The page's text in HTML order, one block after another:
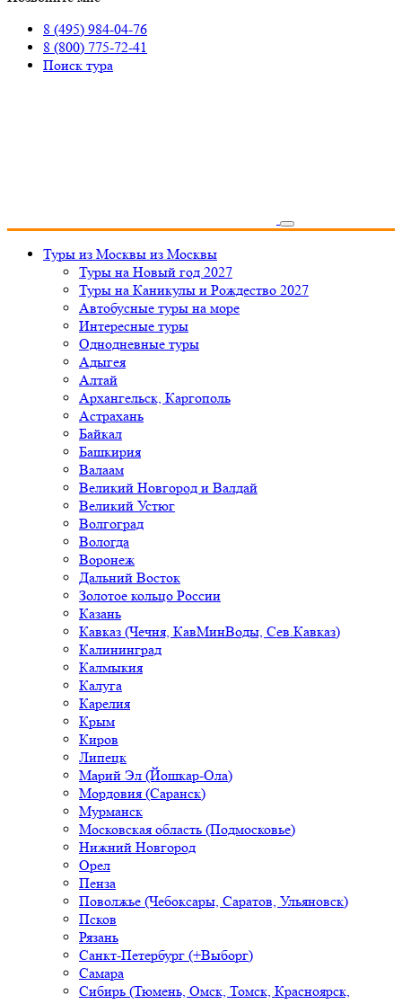
8 (495) 984-04-76
8 (800) 775-72-41
Поиск тура
Туры из Москвы из Москвы
Туры на Новый год 2027
Туры на Каникулы и Рождество 2027
Автобусные туры на море
Интересные туры
Однодневные туры
Адыгея
Алтай
Архангельск, Каргополь
Астрахань
Байкал
Башкирия
Валаам
Великий Новгород и Валдай
Великий Устюг
Волгоград
Вологда
Воронеж
Дальний Восток
Золотое кольцо России
Казань
Кавказ (Чечня, КавМинВоды, Сев.Кавказ)
Калининград
Калмыкия
Калуга
Карелия
Крым
Киров
Липецк
Марий Эл (Йошкар-Ола)
Мордовия (Саранск)
Мурманск
Московская область (Подмосковье)
Нижний Новгород
Орел
Пенза
Поволжье (Чебоксары, Саратов, Ульяновск)
Псков
Рязань
Санкт-Петербург (+Выборг)
Самара
Сибирь (Тюмень, Омск, Томск, Красноярск,